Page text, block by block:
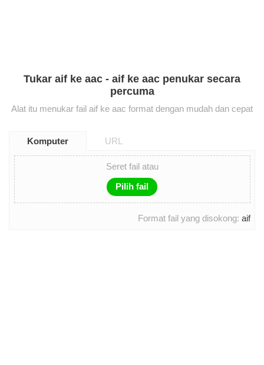
Tukar aif ke aac - aif ke aac penukar secara
percuma
Alat itu menukar fail aif ke aac format dengan mudah dan cepat
Komputer URL
Seret fail atau
Pilih fail
Format fail yang disokong: aif